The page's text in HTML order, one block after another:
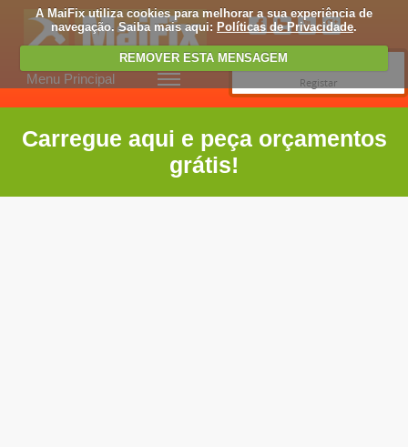
A MaiFix utiliza cookies para melhorar a sua experiência de
navegação. Saiba mais aqui: Políticas de Privacidade.
REMOVER ESTA MENSAGEM
Menu Principal
Registar
Carregue aqui e peça orçamentos
grátis!